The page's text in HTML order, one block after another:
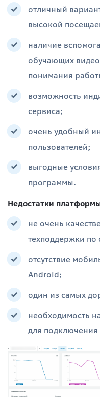
отличный
высокой
наличие
обучающих
понимания
возможность
сервиса;
очень удобный
пользователей;
выгодные
программы.
Недостатки
не очень
техподдержки по
отсутствие
Android;
один из самых
необходимость
для